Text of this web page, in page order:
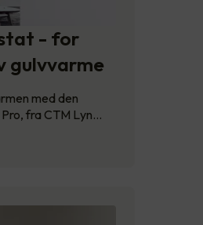
- for
gulvvarme
med den
fra CTM Lyn…